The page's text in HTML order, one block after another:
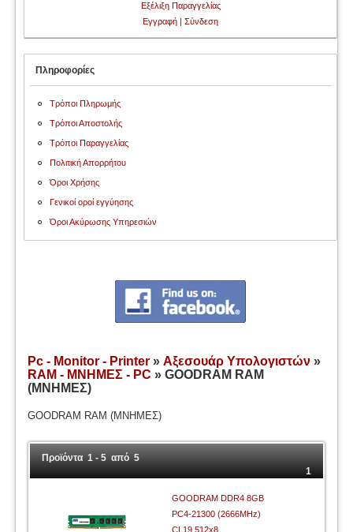
Εξέλιξη Παραγγελίας
Εγγραφή | Σύνδεση
Πληροφορίες
Τρόποι Πληρωμής
Τρόποι Αποστολής
Τρόποι Παραγγελίας
Πολιτική Απορρήτου
Όροι Χρήσης
Γενικοί οροί εγγύησης
Όροι Ακύρωσης Υπηρεσιών
Pc - Monitor - Printer »Αξεσουάρ Υπολογιστών »
RAM - ΜΝΗΜΕΣ - PC » GOODRAM RAM
(ΜΝΗΜΕΣ)
GOODRAM RAM (ΜΝΗΜΕΣ)
Προϊόντα 1 - 5 από 5
1
GOODRAM DDR4 8GB
PC4-21300 (2666MHz)
CL19 512x8